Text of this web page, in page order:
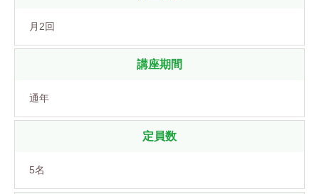
月2回
講座期間
通年
定員数
5名